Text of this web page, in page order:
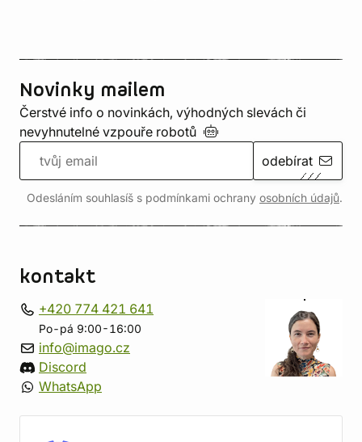
Novinky mailem
Čerstvé info o novinkách, výhodných slevách či
nevyhnutelné vzpouře robotů
odebírat
Odesláním souhlasíš s podmínkami ochrany osobních údajů.
kontakt
+420 774 421 641
Po-pá 9:00-16:00
info@imago.cz
Discord
WhatsApp